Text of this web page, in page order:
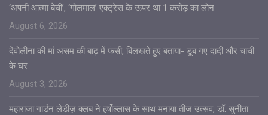
‘अपनी आत्मा बेची’, ‘गोलमाल’ एक्ट्रेस के ऊपर था 1 करोड़ का लोन
August 6, 2026
देवोलीना की मां असम की बाढ़ में फंसी, बिलखते हुए बताया- डूब गए दादी और चाची
के घर
August 3, 2026
महाराजा गार्डन लेडीज़ क्लब ने हर्षोल्लास के साथ मनाया तीज उत्सव, डॉ. सुनीता